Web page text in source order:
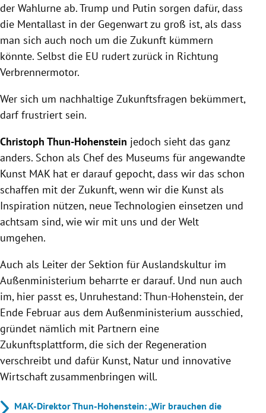
der Wahlurne ab. Trump und Putin sorgen dafür, dass
die Mentallast in der Gegenwart zu groß ist, als dass
man sich auch noch um die Zukunft kümmern
könnte. Selbst die EU rudert zurück in Richtung
Verbrennermotor.
Wer sich um nachhaltige Zukunftsfragen bekümmert,
darf frustriert sein.
Christoph Thun-Hohenstein jedoch sieht das ganz
anders. Schon als Chef des Museums für angewandte
Kunst MAK hat er darauf gepocht, dass wir das schon
schaffen mit der Zukunft, wenn wir die Kunst als
Inspiration nützen, neue Technologien einsetzen und
achtsam sind, wie wir mit uns und der Welt
umgehen.
Auch als Leiter der Sektion für Auslandskultur im
Außenministerium beharrte er darauf. Und nun auch
im, hier passt es, Unruhestand: Thun-Hohenstein, der
Ende Februar aus dem Außenministerium ausschied,
gründet nämlich mit Partnern eine
Zukunftsplattform, die sich der Regeneration
verschreibt und dafür Kunst, Natur und innovative
Wirtschaft zusammenbringen will.
MAK-Direktor Thun-Hohenstein: „Wir brauchen die